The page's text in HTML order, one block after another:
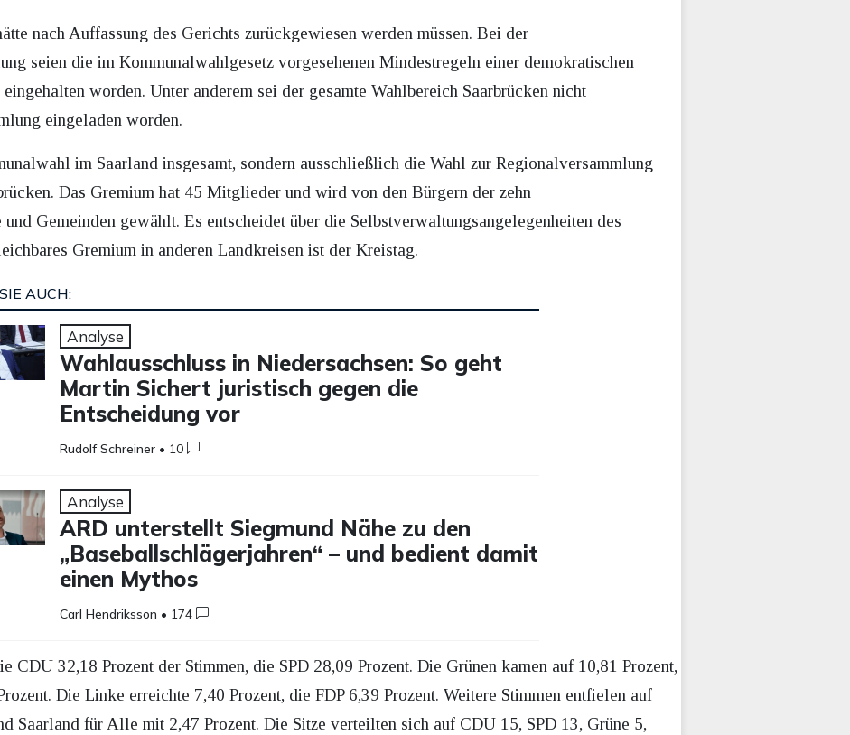
nach Auffassung des Gerichts zurückgewiesen werden müssen. Bei der
seien die im Kommunalwahlgesetz vorgesehenen Mindestregeln einer demokratischen
worden. Unter anderem sei der gesamte Wahlbereich Saarbrücken nicht
eingeladen worden.
im Saarland insgesamt, sondern ausschließlich die Wahl zur Regionalversammlung
Das Gremium hat 45 Mitglieder und wird von den Bürgern der zehn
und Gemeinden gewählt. Es entscheidet über die Selbstverwaltungsangelegenheiten des
Gremium in anderen Landkreisen ist der Kreistag.
AUCH:
Analyse
Wahlausschluss in Niedersachsen: So geht
Martin Sichert juristisch gegen die
Entscheidung vor
Rudolf Schreiner • 10
Analyse
ARD unterstellt Siegmund Nähe zu den
„Baseballschlägerjahren“ – und bedient damit
einen Mythos
Carl Hendriksson • 174
CDU 32,18 Prozent der Stimmen, die SPD 28,09 Prozent. Die Grünen kamen auf 10,81 Prozent,
Die Linke erreichte 7,40 Prozent, die FDP 6,39 Prozent. Weitere Stimmen entfielen auf
Saarland für Alle mit 2,47 Prozent. Die Sitze verteilten sich auf CDU 15, SPD 13, Grüne 5,